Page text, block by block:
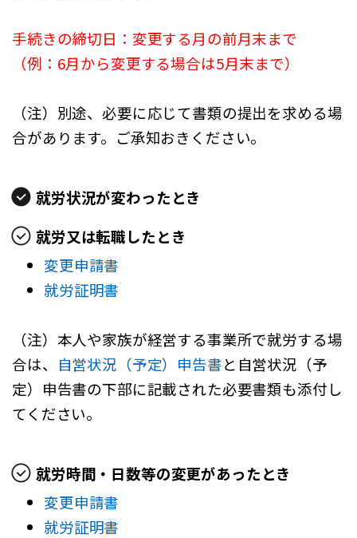
手続きの締切日：変更する月の前月末まで
（例：6月から変更する場合は5月末まで）
（注）別途、必要に応じて書類の提出を求める場
合があります。ご承知おきください。
就労状況が変わったとき
就労又は転職したとき
変更申請書
就労証明書
（注）本人や家族が経営する事業所で就労する場
合は、
自営状況（予定）申告書と自営状況（予
定）申告書の下部に記載された必要書類も添付し
てください。
就労時間・日数等の変更があったとき
変更申請書
就労証明書